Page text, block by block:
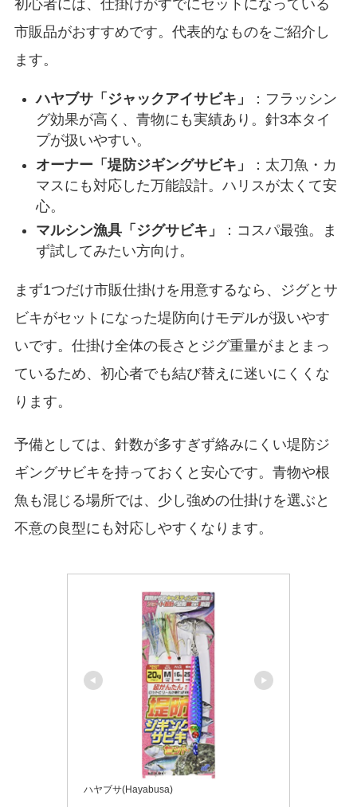
初心者には、仕掛けがすでにセットになっている
市販品がおすすめです。代表的なものをご紹介し
ます。
ハヤブサ「ジャックアイサビキ」
：フラッシン
グ効果が高く、青物にも実績あり。針3本タイ
プが扱いやすい。
オーナー「堤防ジギングサビキ」
：太刀魚・カ
マスにも対応した万能設計。ハリスが太くて安
心。
マルシン漁具「ジグサビキ」
：コスパ最強。ま
ず試してみたい方向け。
まず1つだけ市販仕掛けを用意するなら、ジグとサ
ビキがセットになった堤防向けモデルが扱いやす
いです。仕掛け全体の長さとジグ重量がまとまっ
ているため、初心者でも結び替えに迷いにくくな
ります。
予備としては、針数が多すぎず絡みにくい堤防ジ
ギングサビキを持っておくと安心です。青物や根
魚も混じる場所では、少し強めの仕掛けを選ぶと
不意の良型にも対応しやすくなります。
ハヤブサ(Hayabusa)